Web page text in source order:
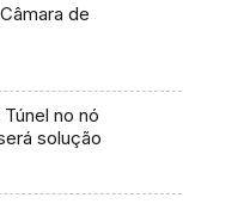
de
no nó
solução